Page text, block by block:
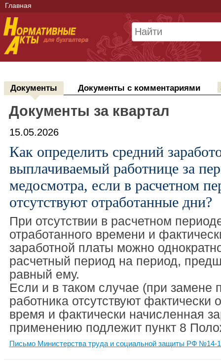
Главная
Документы Документы с комментариями
Документы за квартал
15.05.2026
Как определить средний
выплачиваемый работнице за
медосмотра, если в расчетном
отсутствуют отработанные дни?
При отсутствии в расчетном
отработанного времени и
заработной платы можно
расчетный период на период,
равный ему.
Если и в таком случае (при замене
работника отсутствуют фактически
время и фактически начисленная
применению подлежит пункт 8
Письмо Министерства труда и социальной защиты РФ №14-